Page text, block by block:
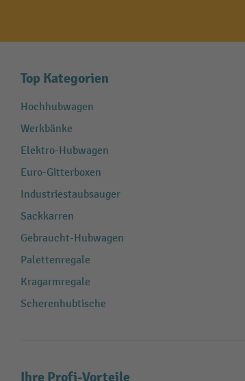
Top Kategorien
Hochhubwagen
Werkbänke
Elektro-Hubwagen
Euro-Gitterboxen
Industriestaubsauger
Sackkarren
Gebraucht-Hubwagen
Palettenregale
Kragarmregale
Scherenhubtische
Ihre Profi-Vorteile